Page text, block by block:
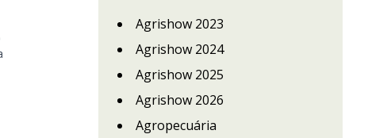
Agrishow 2023
Agrishow 2024
Agrishow 2025
Agrishow 2026
Agropecuária